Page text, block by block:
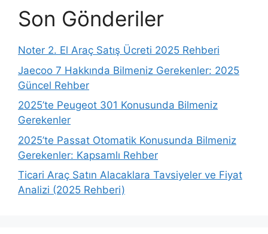
Son Gönderiler
Noter 2. El Araç Satış Ücreti 2025 Rehberi
Jaecoo 7 Hakkında Bilmeniz Gerekenler: 2025
Güncel Rehber
2025’te Peugeot 301 Konusunda Bilmeniz
Gerekenler
2025’te Passat Otomatik Konusunda Bilmeniz
Gerekenler: Kapsamlı Rehber
Ticari Araç Satın Alacaklara Tavsiyeler ve Fiyat
Analizi (2025 Rehberi)